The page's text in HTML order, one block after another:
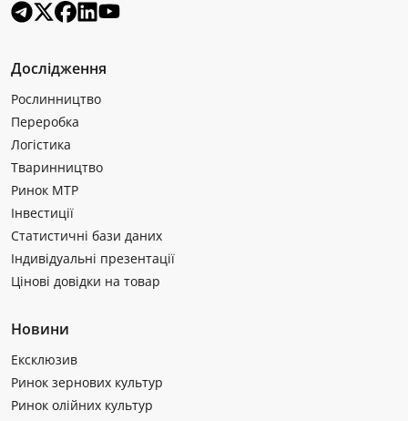
Дослідження
Рослинництво
Переробка
Логістика
Тваринництво
Ринок МТР
Інвестиції
Статистичні бази даних
Індивідуальні презентації
Цінові довідки на товар
Новини
Ексклюзив
Ринок зернових культур
Ринок олійних культур